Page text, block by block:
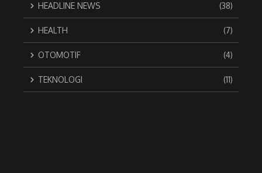
HEADLINE NEWS (38)
HEALTH (7)
OTOMOTIF (4)
TEKNOLOGI (11)